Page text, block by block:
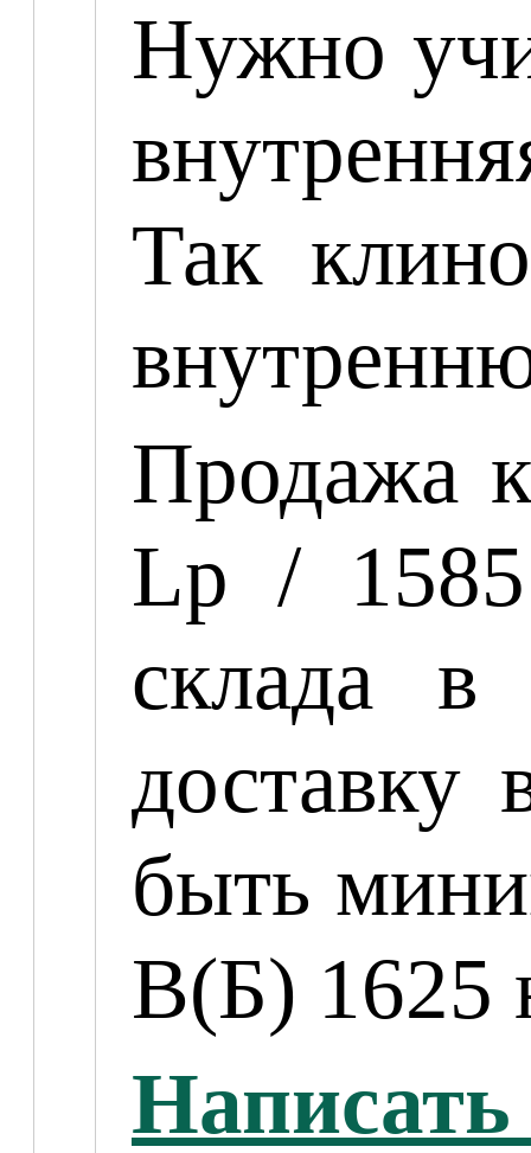
Нужно
Так
Продажа
Lp /
склада
доставку
быть
B(Б) 1625